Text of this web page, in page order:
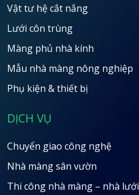
Vật tư hệ cắt nắng
Lưới côn trùng
Màng phủ nhà kính
Mẫu nhà màng nông nghiệp
Phụ kiện & thiết bị
DỊCH VỤ
Chuyển giao công nghệ
Nhà màng sân vườn
Thi công nhà màng – nhà lưới